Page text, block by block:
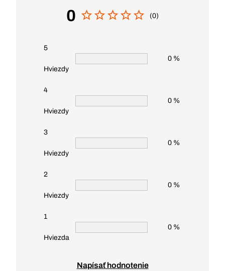
0 (0)
5
Hviezdy
0 %
4
Hviezdy
0 %
3
Hviezdy
0 %
2
Hviezdy
0 %
1
Hviezda
0 %
Napísať hodnotenie